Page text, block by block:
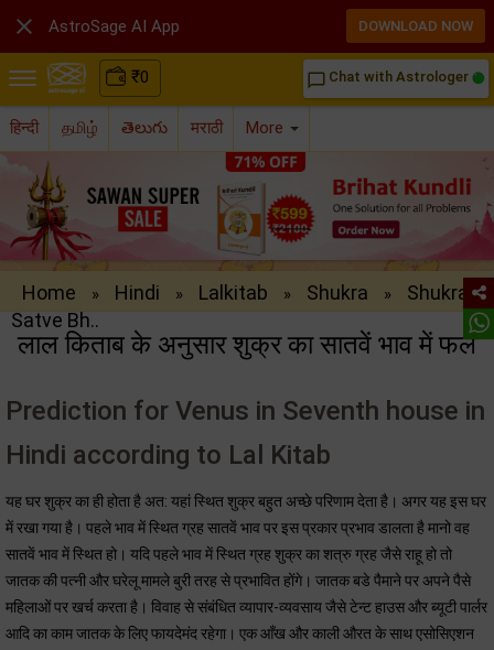
₹0 chat_bubble_outline Chat with Astrologer
हिन्दी தமிழ் తెలుగు मराठी More
Home » Hindi » Lalkitab » Shukra »
Shukra
Satve Bh..
लाल किताब के अनुसार शुक्र का सातवें भाव में फल
Prediction for Venus in Seventh house in
Hindi according to Lal Kitab
यह घर शुक्र का ही होता है अत: यहां स्थित शुक्र बहुत अच्छे परिणाम देता है। अगर यह इस घर
में रखा गया है। पहले भाव में स्थित ग्रह सातवें भाव पर इस प्रकार प्रभाव डालता है मानो वह
सातवें भाव में स्थित हो। यदि पहले भाव में स्थित ग्रह शुक्र का शत्रु ग्रह जैसे राहू हो तो
जातक की पत्नी और घरेलू मामले बुरी तरह से प्रभावित होंगे। जातक बडे पैमाने पर अपने पैसे
महिलाओं पर खर्च करता है। विवाह से संबंधित व्यापार-व्यवसाय जैसे टेन्ट हाउस और ब्यूटी पार्लर
आदि का काम जातक के लिए फायदेमंद रहेगा। एक आँख और काली औरत के साथ एसोसिएशन
 AstroSage AI App DOWNLOAD NOW